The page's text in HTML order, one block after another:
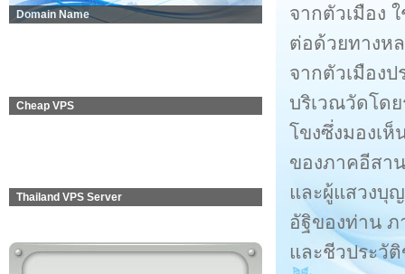
Domain Name
Cheap VPS
Thailand VPS Server
จากตัวเมือง
ต่อด้วยทางห
จากตัวเมือง
บริเวณวัดโด
โขงซึ่งมองเห็
ของภาคอีสา
และผู้แสวงบุ
อัฐิของท่าน ภ
และชีวประวั